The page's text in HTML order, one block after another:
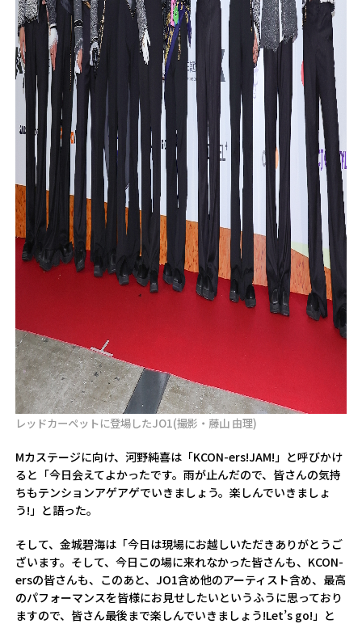
レッドカーペットに登場したJO1(撮影・藤山 由理)
Mカステージに向け、河野純喜は「KCON-ers!JAM!」と呼びかけ
ると「今日会えてよかったです。雨が止んだので、皆さんの気持
ちもテンションアゲアゲでいきましょう。楽しんでいきましょ
う!」と語った。
そして、金城碧海は「今日は現場にお越しいただきありがとうご
ざいます。そして、今日この場に来れなかった皆さんも、KCON-
ersの皆さんも、このあと、JO1含め他のアーティスト含め、最高
のパフォーマンスを皆様にお見せしたいというふうに思っており
ますので、皆さん最後まで楽しんでいきましょう!Let’s go!」と